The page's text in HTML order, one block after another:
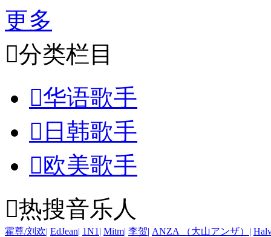
更多
分类栏目
华语歌手
 日韩歌手
欧美歌手
热搜音乐人
霍尊/刘欢| EdJean| 1N1 | Mitm| 李贺| ANZA （大山アンザ） |